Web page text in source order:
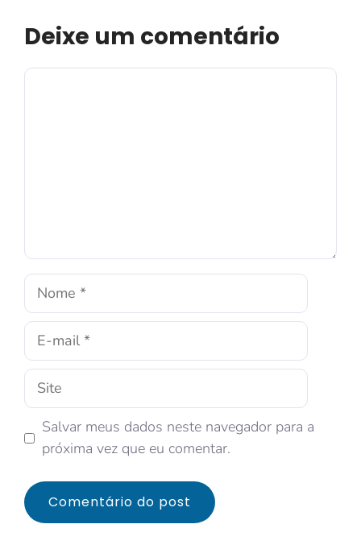
Deixe um comentário
Salvar meus dados neste navegador para a
próxima vez que eu comentar.